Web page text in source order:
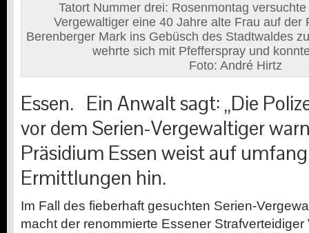
Tatort Nummer drei: Rosenmontag
Vergewaltiger eine 40 Jahre alte Frau auf der
Berenberger Mark ins Gebüsch des Stadtwaldes
wehrte sich mit Pfefferspray und
Foto: André Hirtz
Essen. Ein Anwalt sagt: „Die
vor dem Serien-Vergewaltiger
Präsidium Essen weist auf
Ermittlungen hin.
Im Fall des fieberhaft gesuchten Serien-
macht der renommierte Essener